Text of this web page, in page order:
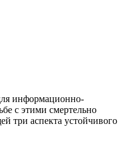
информационно-
с этими смертельно
три аспекта устойчивого